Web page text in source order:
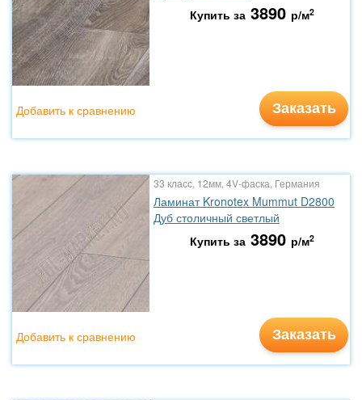
Купить за 3890 р/м2
Заказать
Добавить к сравнению
33 класс, 12мм, 4V-фаска, Германия
Ламинат Kronotex Mummut D2800
Дуб столичный светлый
Купить за 3890 р/м2
Заказать
Добавить к сравнению